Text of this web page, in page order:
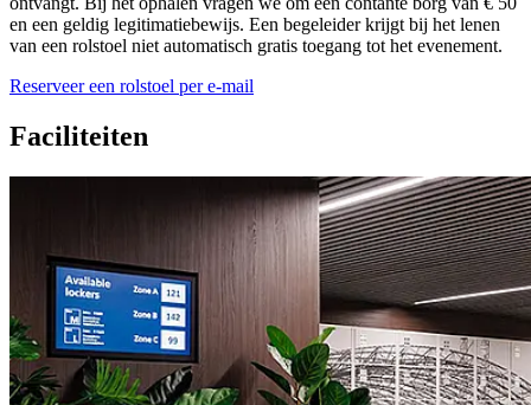
en een geldig legitimatiebewijs. Een begeleider krijgt bij het lenen
van een rolstoel niet automatisch gratis toegang tot het evenement.
Reserveer een rolstoel per e-mail
Faciliteiten